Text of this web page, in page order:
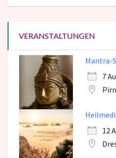
VERANSTALTUNGEN
Mantra-
7
12